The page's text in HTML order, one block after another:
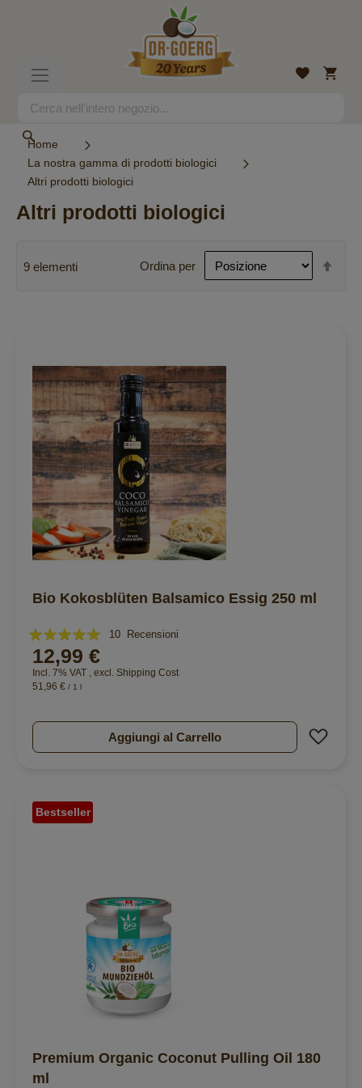
Search
Lista
Home
La nostra gamma di prodotti biologici
Altri prodotti biologici
Altri prodotti biologici
9 elementi Ordina per
Bio Kokosblüten Balsamico Essig 250 ml
Valutazione:
100%
10 Recensioni
12,99 €
Incl. 7% VAT , excl. Shipping Cost
51,96 € / 1 l
Aggiungi al Carrello
Bestseller
Premium Organic Coconut Pulling Oil 180
ml